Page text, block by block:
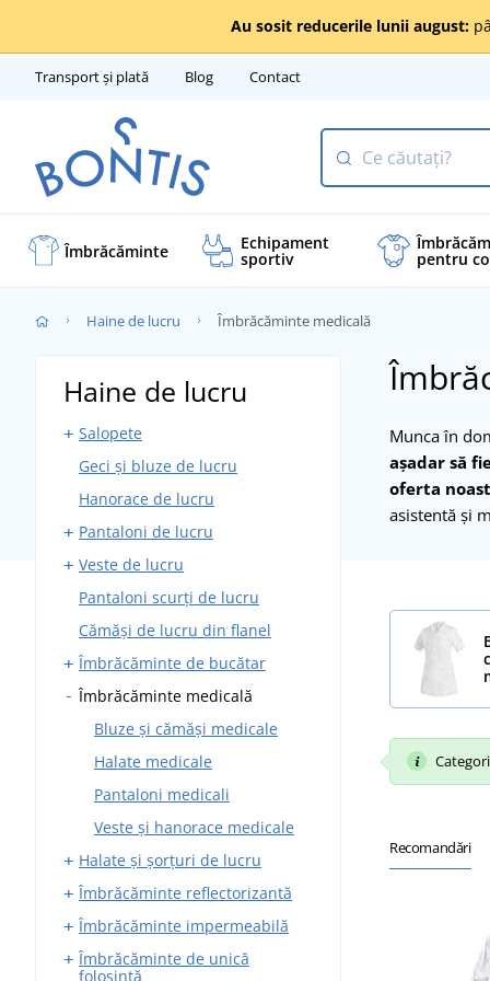
Au sosit reducerile lunii august:
Transport și plată Blog Contact
Îmbrăcăminte Echipament
sportiv pentru
Haine de lucru Îmbrăcăminte medicală
Munca în
așadar să
oferta
asistentă și
Haine de lucru
Salopete
Salopete cu pieptar
Pantaloni fără bretele
Bluze de lucru
Costume de lucru
Salopete de lucru
Geci și bluze de lucru
Hanorace de lucru
Pantaloni de lucru
Pantaloni standard
Pantaloni cu bretele
Veste de lucru
Cu buzunare
Căptușite
Pantaloni scurți de lucru
Cămăși de lucru din flanel
Îmbrăcăminte de bucătar
Pantaloni de lucru
Șorțuri
Halate
Cămăși și bluze
Tunică rondon pentru
Îmbrăcăminte medicală
Bluze și cămăși medicale
Halate medicale
Pantaloni medicali
Veste și hanorace medicale
Halate și șorțuri de lucru
Șorțuri pentru fierari
Șorțuri pentru sudori
Îmbrăcăminte reflectorizantă
Veste reflectorizante
Geci reflectorizante
Îmbrăcăminte impermeabilă
Pelerine de ploaie
Îmbrăcăminte de unică
folosință
Recomandări